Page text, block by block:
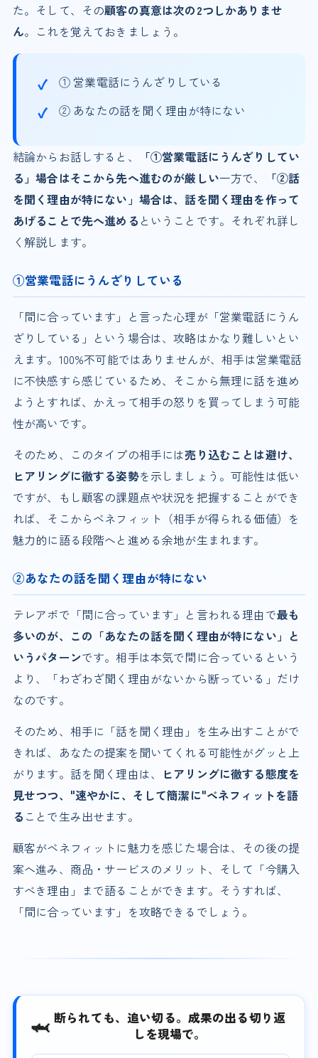
た。そして、その顧客の真意は次の2つしかありませ
ん。これを覚えておきましょう。
① 営業電話にうんざりしている
② あなたの話を聞く理由が特にない
結論からお話しすると、
「①営業電話にうんざりしてい
る」場合はそこから先へ進むのが厳しい一方で、
「②話
を聞く理由が特にない」場合は、話を聞く理由を作って
あげることで先へ進める ということです。それぞれ詳し
く解説します。
①営業電話にうんざりしている
「間に合っています」と言った心理が「営業電話にうん
ざりしている」という場合は、攻略はかなり難しいとい
えます。100%不可能ではありませんが、相手は営業電話
に不快感すら感じているため、そこから無理に話を進め
ようとすれば、かえって相手の怒りを買ってしまう可能
性が高いです。
そのため、このタイプの相手には売り込むことは避け、
ヒアリングに徹する姿勢を示しましょう。可能性は低い
ですが、もし顧客の課題点や状況を把握することができ
れば、そこからベネフィット（相手が得られる価値）を
魅力的に語る段階へと進める余地が生まれます。
②あなたの話を聞く理由が特にない
テレアポで「間に合っています」と言われる理由で最も
多いのが、この「あなたの話を聞く理由が特にない」と
いうパターンです。相手は本気で間に合っているという
より、「わざわざ聞く理由がないから断っている」だけ
なのです。
そのため、相手に「話を聞く理由」を生み出すことがで
きれば、あなたの提案を聞いてくれる可能性がグッと上
がります。話を聞く理由は、
ヒアリングに徹する態度を
見せつつ、"速やかに、そして簡潔に"ベネフィットを語
る ことで生み出せます。
顧客がベネフィットに魅力を感じた場合は、その後の提
案へ進み、商品・サービスのメリット、そして「今購入
すべき理由」まで語ることができます。そうすれば、
「間に合っています」を攻略できるでしょう。
🦈 断られても、追い切る。成果の出る切り返
しを現場で。